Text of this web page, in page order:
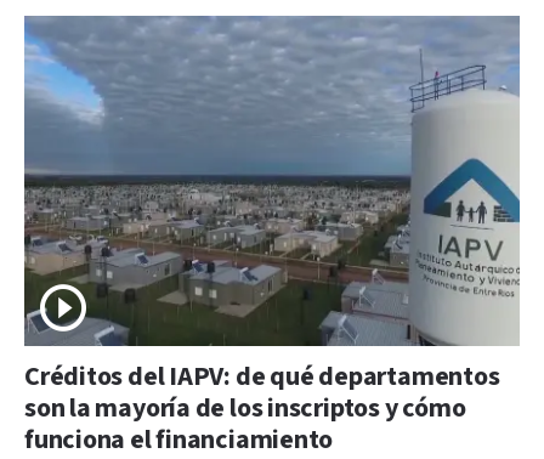
Créditos del IAPV: de qué departamentos
son la mayoría de los inscriptos y cómo
funciona el financiamiento